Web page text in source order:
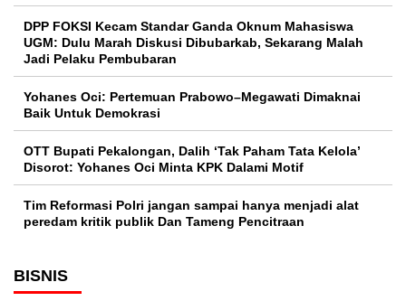
DPP FOKSI Kecam Standar Ganda Oknum Mahasiswa
UGM: Dulu Marah Diskusi Dibubarkab, Sekarang Malah
Jadi Pelaku Pembubaran
Yohanes Oci: Pertemuan Prabowo–Megawati Dimaknai
Baik Untuk Demokrasi
OTT Bupati Pekalongan, Dalih ‘Tak Paham Tata Kelola’
Disorot: Yohanes Oci Minta KPK Dalami Motif
Tim Reformasi Polri jangan sampai hanya menjadi alat
peredam kritik publik Dan Tameng Pencitraan
BISNIS